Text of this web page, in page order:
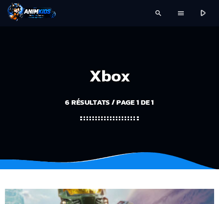
search menu play_arrow
Xbox
6 RÉSULTATS / PAGE 1 DE 1